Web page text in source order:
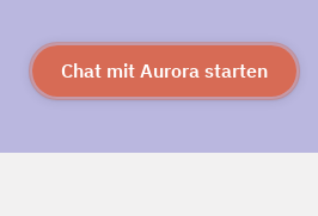
Chat mit Aurora starten